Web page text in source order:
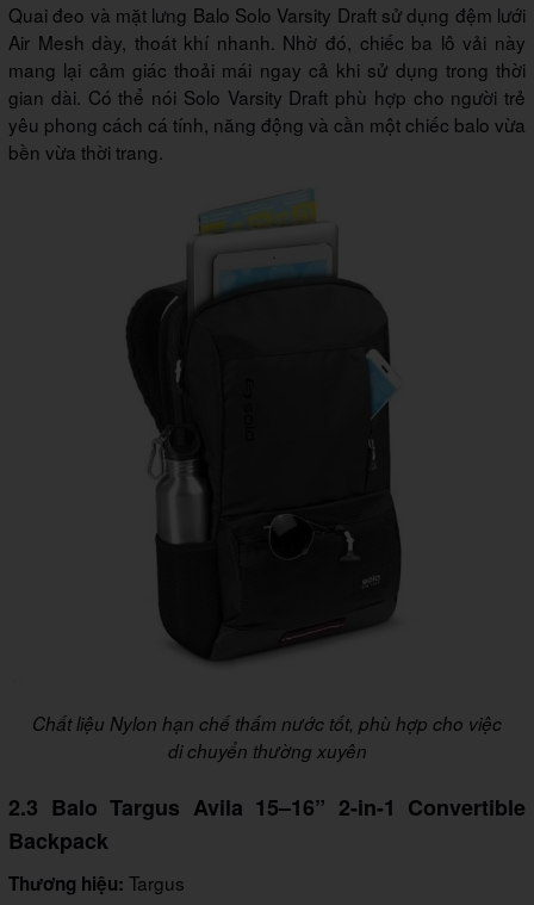
Quai đeo và mặt lưng Balo Solo Varsity Draft sử dụng đệm lưới
Air Mesh dày, thoát khí nhanh. Nhờ đó, chiếc ba lô vải này
mang lại cảm giác thoải mái ngay cả khi sử dụng trong thời
gian dài. Có thể nói Solo Varsity Draft phù hợp cho người trẻ
yêu phong cách cá tính, năng động và cần một chiếc balo vừa
bền vừa thời trang.
Chất liệu Nylon hạn chế thấm nước tốt, phù hợp cho việc
di chuyển thường xuyên
2.3 Balo Targus Avila 15–16” 2-in-1 Convertible
Backpack
Thương hiệu: Targus